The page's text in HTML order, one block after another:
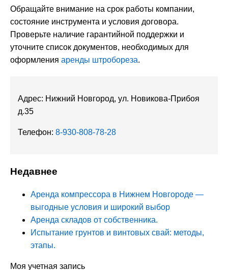
Обращайте внимание на срок работы компании,
состояние инструмента и условия договора.
Проверьте наличие гарантийной поддержки и
уточните список документов, необходимых для
оформления аренды штробореза.
Адрес: Нижний Новгород, ул. Новикова-Прибоя
д.35
Телефон: 8-930-808-78-28
Недавнее
Аренда компрессора в Нижнем Новгороде —
выгодные условия и широкий выбор
Аренда складов от собственника.
Испытание грунтов и винтовых свай: методы,
этапы.
Моя учетная запись